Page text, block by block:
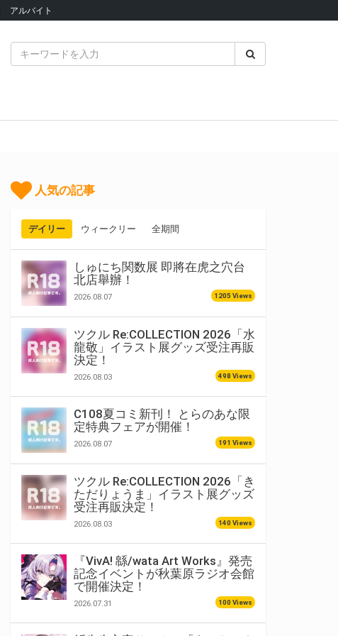
アルバイト
人気の記事
デイリー ウィークリー 全期間
しゅにち関数展 即將在虎之穴台
北店舉辦！
2026.08.07 1205 Views
ツクル Re:COLLECTION 2026「水
龍敬」イラスト展グッズ受注再販
決定！
2026.08.03 498 Views
C108夏コミ新刊！ とらのあな限
定特典フェアが開催！
2026.08.07 191 Views
ツクル Re:COLLECTION 2026「き
ただりょうま」イラスト展グッズ
受注再販決定！
2026.08.03 140 Views
『VivA! 緜/wata Art Works』発売
記念イベントが秋葉原ラジオ会館
で開催決定！
2026.07.31 100 Views